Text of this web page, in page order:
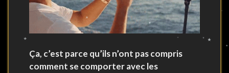
Ça, c’est parce qu’ils n’ont pas compris
comment se comporter avec les